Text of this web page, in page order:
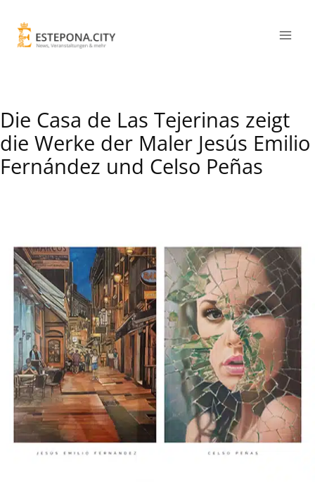
Die Casa de Las Tejerinas zeigt
die Werke der Maler Jesús Emilio
Fernández und Celso Peñas